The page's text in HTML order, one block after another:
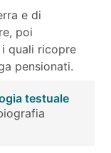
e di
poi
quali ricopre
pensionati.
testuale